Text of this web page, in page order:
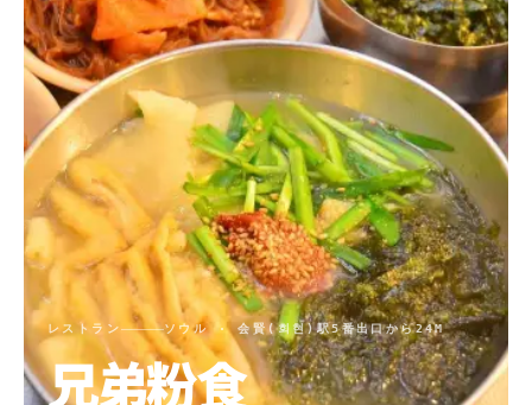
レストラン ソウル · 会賢(회현)駅5番出口から24M
兄弟粉食